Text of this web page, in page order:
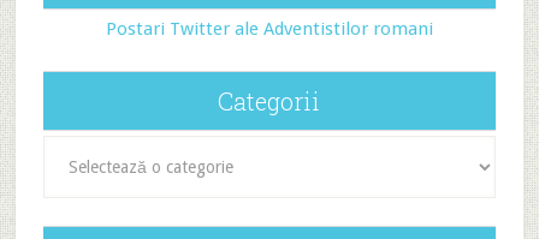
Postari Twitter ale Adventistilor romani
Categorii